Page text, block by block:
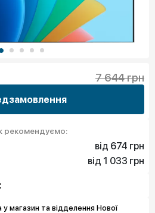
7 644 грн
рекомендуємо:
від 674 грн
674 грн
від 1 033 грн
71 795 грн
магазин та відделення Нової